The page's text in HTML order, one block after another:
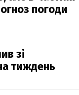
погоди
зі
тиждень